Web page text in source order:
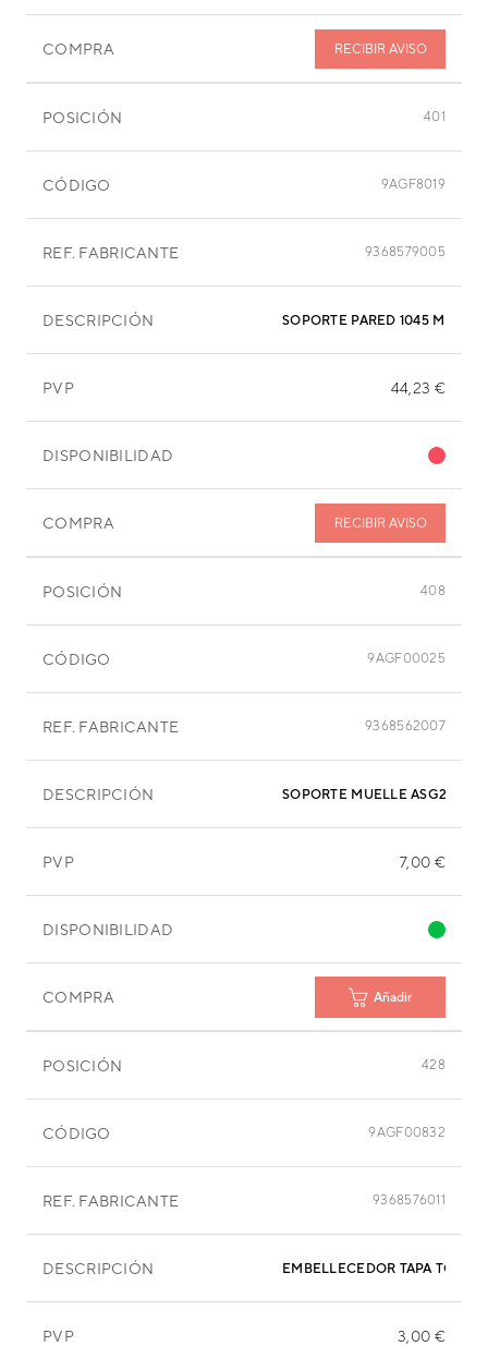
COMPRA RECIBIR AVISO
POSICIÓN 401
CÓDIGO 9AGF8019
REF. FABRICANTE 9368579005
DESCRIPCIÓN SOPORTE PARED 1045 MM
PVP 44,23 €
DISPONIBILIDAD
COMPRA RECIBIR AVISO
POSICIÓN 408
CÓDIGO 9AGF00025
REF. FABRICANTE 9368562007
DESCRIPCIÓN SOPORTE MUELLE ASG24
PVP 7,00 €
DISPONIBILIDAD
COMPRA Añadir
POSICIÓN 428
CÓDIGO 9AGF00832
REF. FABRICANTE 9368576011
DESCRIPCIÓN EMBELLECEDOR TAPA
PVP 3,00 €